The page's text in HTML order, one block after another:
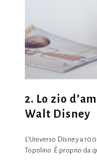
2. Lo zio
Walt Disney
L’Universo Disney a
Topolino. È proprio da